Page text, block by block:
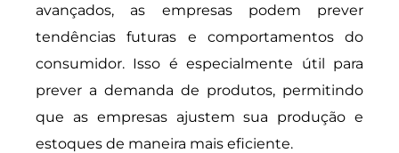
avançados, as empresas podem prever
tendências futuras e comportamentos do
consumidor. Isso é especialmente útil para
prever a demanda de produtos, permitindo
que as empresas ajustem sua produção e
estoques de maneira mais eficiente.